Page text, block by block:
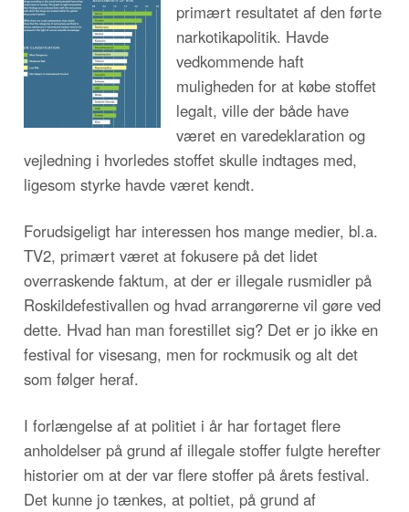
primært resultatet af den førte
narkotikapolitik. Havde
vedkommende haft
muligheden for at købe stoffet
legalt, ville der både have
været en varedeklaration og
vejledning i hvorledes stoffet skulle indtages med,
ligesom styrke havde været kendt.
Forudsigeligt har interessen hos mange medier, bl.a.
TV2, primært været at fokusere på det lidet
overraskende faktum, at der er illegale rusmidler på
Roskildefestivallen og hvad arrangørerne vil gøre ved
dette. Hvad han man forestillet sig? Det er jo ikke en
festival for visesang, men for rockmusik og alt det
som følger heraf.
I forlængelse af at politiet i år har fortaget flere
anholdelser på grund af illegale stoffer fulgte herefter
historier om at der var flere stoffer på årets festival.
Det kunne jo tænkes, at poltiet, på grund af